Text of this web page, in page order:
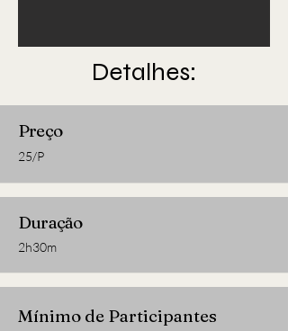
Detalhes:
Preço
25/P
Duração
2h30m
Mínimo de Participantes